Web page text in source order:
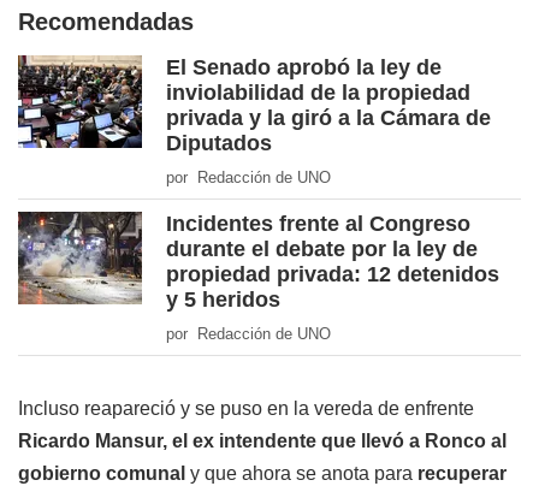
Recomendadas
El Senado aprobó la ley de
inviolabilidad de la propiedad
privada y la giró a la Cámara de
Diputados
por Redacción de UNO
Incidentes frente al Congreso
durante el debate por la ley de
propiedad privada: 12 detenidos
y 5 heridos
por Redacción de UNO
Incluso reapareció y se puso en la vereda de enfrente
Ricardo Mansur, el ex intendente que llevó a Ronco al
gobierno comunal y que ahora se anota para recuperar